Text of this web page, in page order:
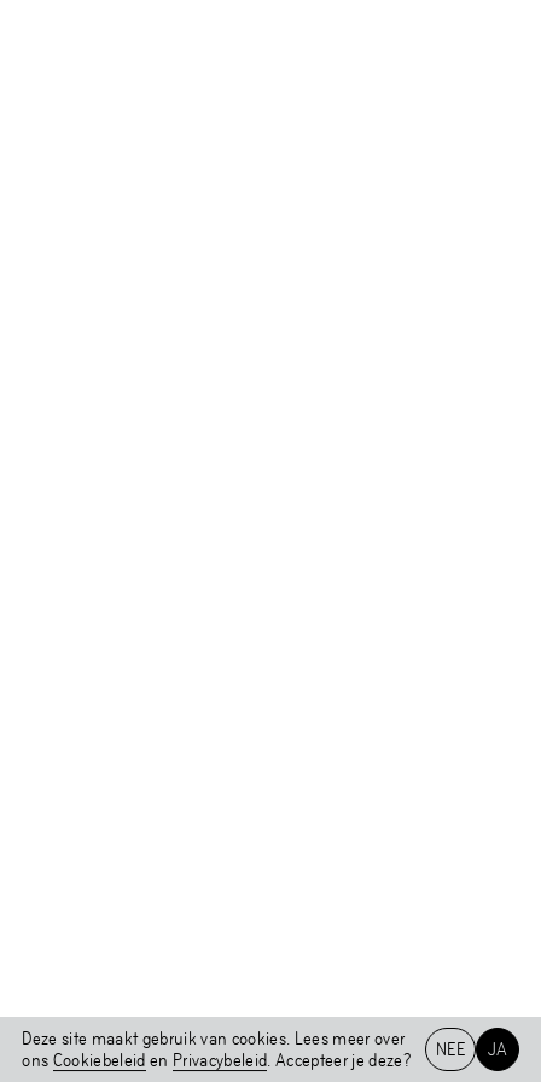
Deze site maakt gebruik van cookies. Lees meer over
onsCookiebeleiden Privacybeleid. Accepteer je deze? NEE JA